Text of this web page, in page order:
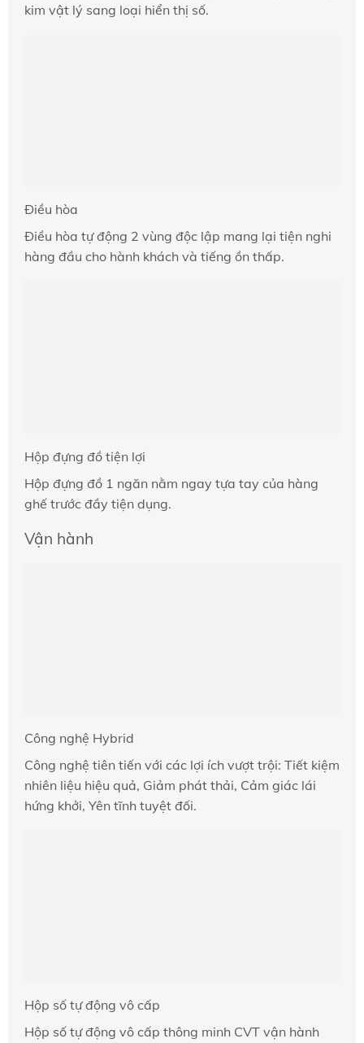
kim vật lý sang loại hiển thị số.
Điều hòa
Điều hòa tự động 2 vùng độc lập mang lại tiện nghi
hàng đầu cho hành khách và tiếng ồn thấp.
Hộp đựng đồ tiện lợi
Hộp đựng đồ 1 ngăn nằm ngay tựa tay của hàng
ghế trước đầy tiện dụng.
Vận hành
Công nghệ Hybrid
Công nghệ tiên tiến với các lợi ích vượt trội: Tiết kiệm
nhiên liệu hiệu quả, Giảm phát thải, Cảm giác lái
hứng khởi, Yên tĩnh tuyệt đối.
Hộp số tự động vô cấp
Hộp số tự động vô cấp thông minh CVT vận hành